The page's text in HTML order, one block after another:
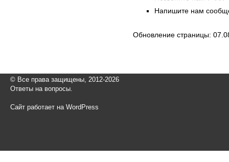
Напишите нам
Обновление страницы:
© Все права защищены, 2012-2026
Ответы на вопросы.
Сайт работает на WordPress